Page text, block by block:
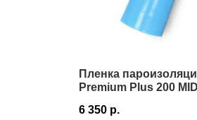
Пленка
Premium Plus 200
6 350 р.